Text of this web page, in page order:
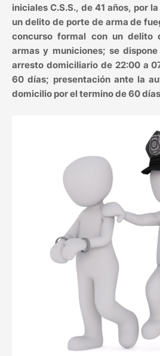
iniciales C.S.S., de 41 años, por
un delito de porte de arma de
concurso formal con un delito
armas y municiones; se
arresto domiciliario de 22:00 a
60 días; presentación ante la
domicilio por el termino de 60